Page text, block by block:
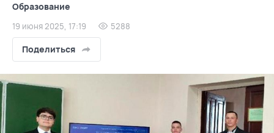
Образование
19 июня 2025, 17:19 5288
Поделиться